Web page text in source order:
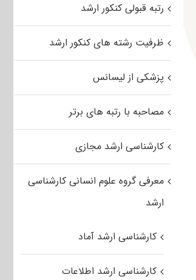
رتبه قبولی کنکور ارشد
ظرفیت رشته های کنکور ارشد
پزشکی از لیسانس
مصاحبه با رتبه های برتر
کارشناسی ارشد مجازی
معرفی گروه علوم انسانی کارشناسی
ارشد
کارشناسی ارشد آماد
کارشناسی ارشد اطلاعات